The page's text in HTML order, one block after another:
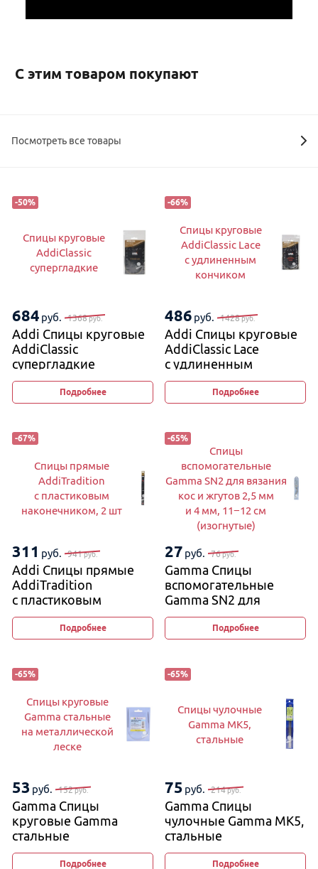
С этим товаром покупают
Посмотреть все товары
-50%
Спицы круговые
AddiClassic
супергладкие
684 руб. 1368руб.
Addi Спицы круговые
AddiClassic
супергладкие
Подробнее
-66%
Спицы круговые
AddiClassic Lace
с удлиненным
кончиком
486 руб. 1428руб.
Addi Спицы круговые
AddiClassic Lace
с удлиненным
кончиком
Подробнее
-67%
Спицы прямые
AddiTradition
с пластиковым
наконечником, 2 шт
311 руб. 941руб.
Addi Спицы прямые
AddiTradition
с пластиковым
наконечником, 2 шт
Подробнее
-65%
Спицы
вспомогательные
Gamma SN2 для вязания
кос и жгутов 2,5 мм
и 4 мм, 11−12 см
(изогнутые)
27 руб. 76руб.
Gamma Спицы
вспомогательные
Gamma SN2 для
вязания кос и жгутов
2,5 мм и 4 мм, 11−12 см
(изогнутые)
Подробнее
-65%
Спицы круговые
Gamma стальные
на металлической
леске
53 руб. 152руб.
Gamma Спицы
круговые Gamma
стальные
на металлической
Подробнее
-65%
Спицы чулочные
Gamma MK5,
стальные
75 руб. 214руб.
Gamma Спицы
чулочные Gamma MK5,
стальные
Подробнее